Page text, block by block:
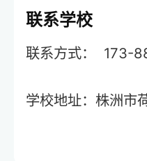
联系学校
联系方式： 173-
学校地址：株洲市